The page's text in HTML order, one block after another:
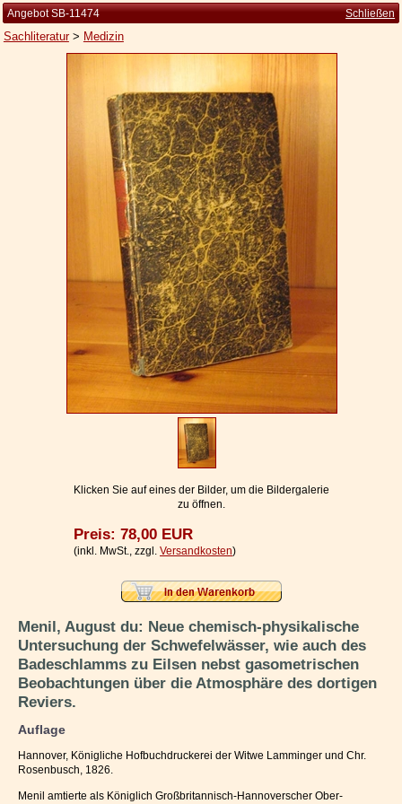
Kleine Kulturgeschichte
Die Brockhaus Auflagen
Geschäftsbedingungen
Datenschutzerklärung
Ihr Warenkorb
Angebot SB-11474 Schließen
Sachliteratur> Medizin
Klicken Sie auf eines der Bilder, um die Bildergalerie
zu öffnen.
Preis: 78,00 EUR
(inkl. MwSt., zzgl. Versandkosten)
Menil, August du: Neue chemisch-physikalische
Untersuchung der Schwefelwässer, wie auch des
Badeschlamms zu Eilsen nebst gasometrischen
Beobachtungen über die Atmosphäre des dortigen
Reviers.
Auflage
Hannover, Königliche Hofbuchdruckerei der Witwe Lamminger und Chr.
Rosenbusch, 1826.
Menil amtierte als Königlich Großbritannisch-Hannoverscher Ober-